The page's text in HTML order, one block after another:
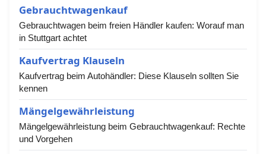
Gebrauchtwagenkauf
Gebrauchtwagen beim freien Händler kaufen: Worauf man
in Stuttgart achtet
Kaufvertrag Klauseln
Kaufvertrag beim Autohändler: Diese Klauseln sollten Sie
kennen
Mängelgewährleistung
Mängelgewährleistung beim Gebrauchtwagenkauf: Rechte
und Vorgehen